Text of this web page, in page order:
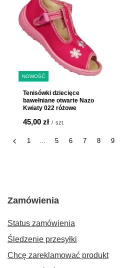
NOWOŚĆ
Tenisówki dziecięce
bawełniane otwarte Nazo
Kwiaty 022 różowe
45,00 zł / szt.
1 5 6 7 8 9
Zamówienia
Status zamówienia
Śledzenie przesyłki
Chcę zareklamować produkt